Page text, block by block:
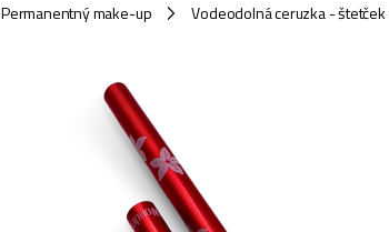
Permanentný make-up / Vodeodolná ceruzka -